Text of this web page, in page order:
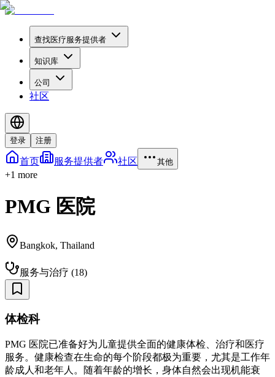
查找医疗服务提供者
知识库
公司
社区
登录 注册
首页 服务提供者 社区 其他
+1 more
PMG 医院
Bangkok, Thailand
服务与治疗 (18)
体检科
PMG 医院已准备好为儿童提供全面的健康体检、治疗和医疗
服务。健康检查在生命的每个阶段都极为重要，尤其是工作年
龄成人和老年人。随着年龄的增长，身体自然会出现机能衰